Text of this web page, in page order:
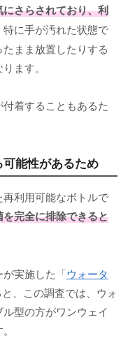
さらされており、利
に手が汚れた状態で
まま放置したりする
ます。
着することもあるた
能性があるため
利用可能なボトルで
完全に排除できると
実施した「ウォータ
と、この調査では、ウォ
型の方がワンウェイ